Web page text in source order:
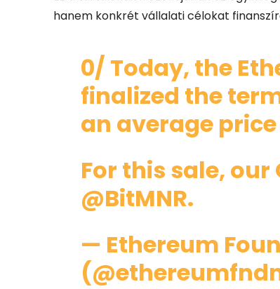
hanem konkrét vállalati célokat
0/ Today, the
finalized the
an average price
For this sale,
@BitMNR.
— Ethereum